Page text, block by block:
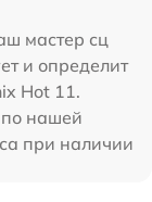
мастер сц
и определит
Hot 11.
нашей
при наличии